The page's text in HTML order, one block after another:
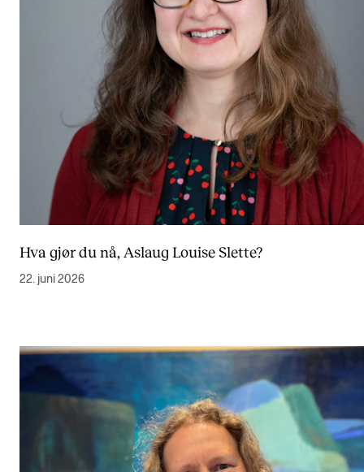
Hva gjør du nå, Aslaug Louise Slette?
22. juni 2026